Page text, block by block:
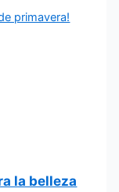
primavera!
la belleza